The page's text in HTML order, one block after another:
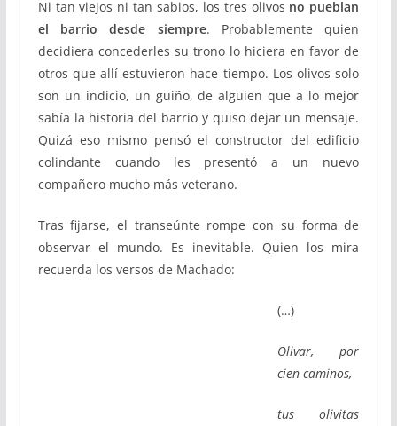
Ni tan viejos ni tan sabios, los tres olivos no pueblan
el barrio desde siempre. Probablemente quien
decidiera concederles su trono lo hiciera en favor de
otros que allí estuvieron hace tiempo. Los olivos solo
son un indicio, un guiño, de alguien que a lo mejor
sabía la historia del barrio y quiso dejar un mensaje.
Quizá eso mismo pensó el constructor del edificio
colindante cuando les presentó a un nuevo
compañero mucho más veterano.
Tras fijarse, el transeúnte rompe con su forma de
observar el mundo. Es inevitable. Quien los mira
recuerda los versos de Machado:
(…)
Olivar, por
cien caminos,
tus olivitas